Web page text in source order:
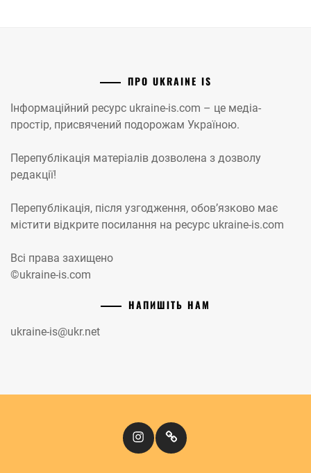
ПРО UKRAINE IS
Інформаційний ресурс ukraine-is.com – це медіа-
простір, присвячений подорожам Україною.
Перепублікація матеріалів дозволена з дозволу
редакції!
Перепублікація, після узгодження, обов’язково має
містити відкрите посилання на ресурс ukraine-is.com
Всі права захищено
©ukraine-is.com
НАПИШІТЬ НАМ
ukraine-is@ukr.net
InstagramКіномандри